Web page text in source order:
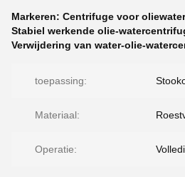
Markeren: Centrifuge voor
Stabiel werkende olie-
Verwijdering van water-olie-
toepassing:
Materiaal:
Operatie: